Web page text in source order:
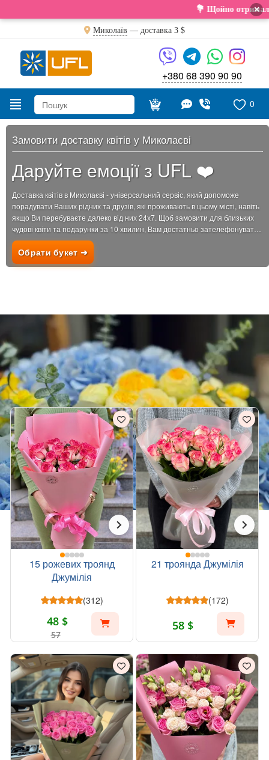
💐 Щойно отримали свіжу поставку.×
Миколаїв — доставка 3 $
+380 68 390 90 90
0
Замовити доставку квітів у Миколаєві
Даруйте емоції з UFL ❤️
Доставка квітів в Миколаєві - універсальний сервіс, який допоможе
порадувати Ваших рідних та друзів, які проживають в цьому місті, навіть
якщо Ви перебуваєте далеко від них 24х7. Щоб замовити для близьких
чудові квіти та подарунки за 10 хвилин, Вам достатньо зателефонувати
нам або залишити заявку...
Обрати букет ➜
Доставка квітів Миколаїв
РОЖЕВІ БУКЕТИ ДЛЯ НЕЇ В МИКОЛАЇВ
Всі рожеві букети
15 рожевих троянд
Джумілія
(312)
48 $
57
21 троянда Джумілія
(172)
58 $